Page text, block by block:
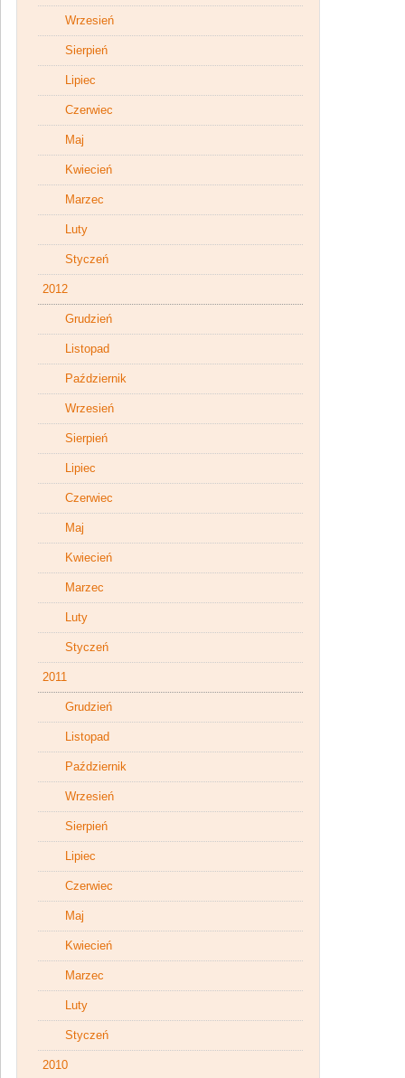
Wrzesień
Sierpień
Lipiec
Czerwiec
Maj
Kwiecień
Marzec
Luty
Styczeń
2012
Grudzień
Listopad
Październik
Wrzesień
Sierpień
Lipiec
Czerwiec
Maj
Kwiecień
Marzec
Luty
Styczeń
2011
Grudzień
Listopad
Październik
Wrzesień
Sierpień
Lipiec
Czerwiec
Maj
Kwiecień
Marzec
Luty
Styczeń
2010